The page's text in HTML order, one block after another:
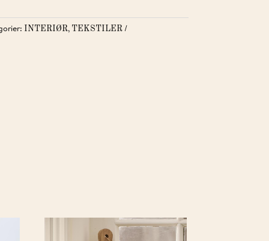
INTERIØR, TEKSTILER